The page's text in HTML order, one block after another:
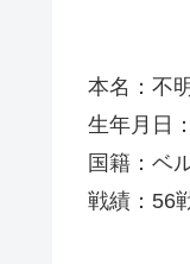
本名：不明
生年月日
国籍：ベ
戦績：56